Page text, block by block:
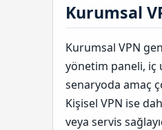
Kurumsal
Kurumsal VPN
yönetim paneli, iç
senaryoda amaç
Kişisel VPN ise
veya servis